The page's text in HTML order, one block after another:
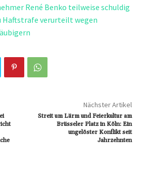
René Benko teilweise schuldig
Haftstrafe verurteilt wegen
Nächster Artikel
Streit um Lärm und Feierkultur am
Brüsseler Platz in Köln: Ein
ungelöster Konflikt seit
Jahrzehnten